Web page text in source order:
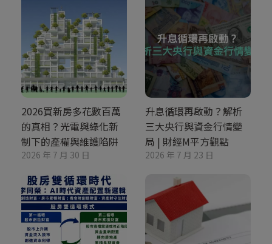
2026買新房多花數百萬
的真相？光電與綠化新
制下的產權與維護陷阱
2026 年 7 月 30 日
升息循環再啟動？解析
三大央行與資金行情變
局 | 財經M平方觀點
2026 年 7 月 23 日